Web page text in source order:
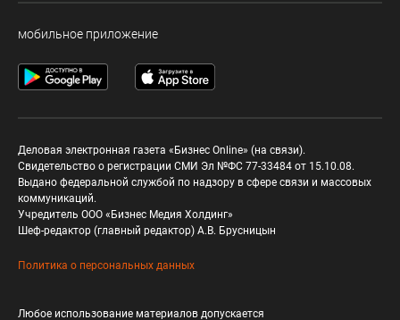
мобильное приложение
Деловая электронная газета «Бизнес Online» (на связи).
Свидетельство о регистрации СМИ Эл №ФС 77-33484 от 15.10.08.
Выдано федеральной службой по надзору в сфере связи и массовых
коммуникаций.
Учредитель ООО «Бизнес Медия Холдинг»
Шеф-редактор (главный редактор) А.В. Брусницын
Политика о персональных данных
Любое использование материалов допускается